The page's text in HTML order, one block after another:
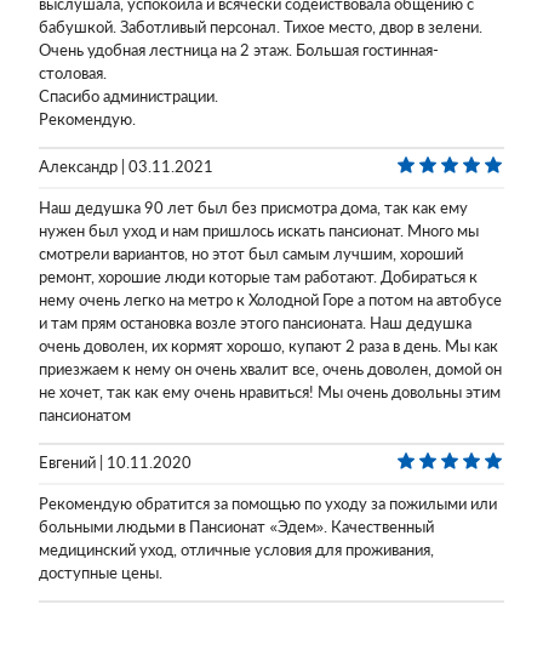
бабушкой. Заботливый персонал. Тихое место, двор в зелени.
Очень удобная лестница на 2 этаж. Большая гостинная-
столовая.
Спасибо администрации.
Рекомендую.
Александр | 03.11.2021
Наш дедушка 90 лет был без присмотра дома, так как ему
нужен был уход и нам пришлось искать пансионат. Много мы
смотрели вариантов, но этот был самым лучшим, хороший
ремонт, хорошие люди которые там работают. Добираться к
нему очень легко на метро к Холодной Горе а потом на автобусе
и там прям остановка возле этого пансионата. Наш дедушка
очень доволен, их кормят хорошо, купают 2 раза в день. Мы как
приезжаем к нему он очень хвалит все, очень доволен, домой он
не хочет, так как ему очень нравиться! Мы очень довольны этим
пансионатом
Евгений | 10.11.2020
Рекомендую обратится за помощью по уходу за пожилыми или
больными людьми в Пансионат «Эдем». Качественный
медицинский уход, отличные условия для проживания,
доступные цены.